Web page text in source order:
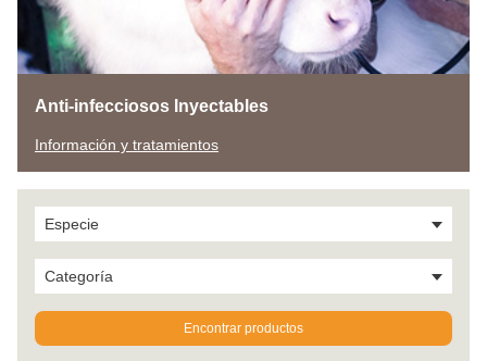
Anti-infecciosos Inyectables
Información y tratamientos
Especie
Categoría
Encontrar productos